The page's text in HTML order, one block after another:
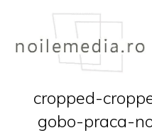
cropped-
gobo-praca-